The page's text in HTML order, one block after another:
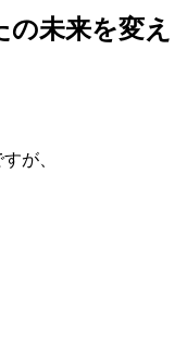
の未来を変え
が、